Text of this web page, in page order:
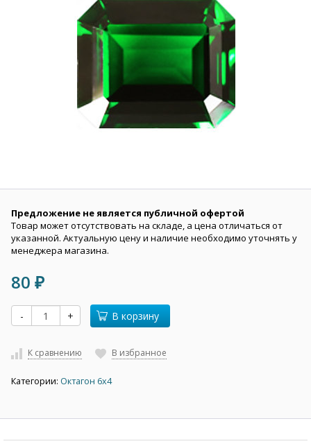
Предложение не является публичной офертой
Товар может отсутствовать на складе, а цена отличаться от
указанной. Актуальную цену и наличие необходимо уточнять у
менеджера магазина.
80 ₽
- + В корзину
К сравнению В избранное
Категории: Октагон 6х4